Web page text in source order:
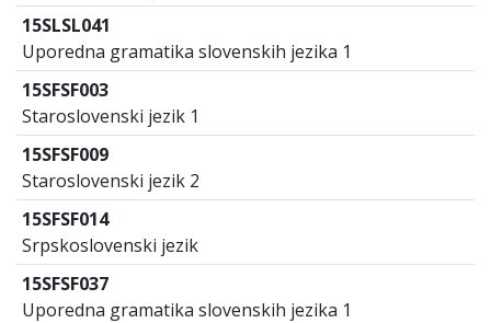
15SLSL041
Uporedna gramatika slovenskih jezika 1
15SFSF003
Staroslovenski jezik 1
15SFSF009
Staroslovenski jezik 2
15SFSF014
Srpskoslovenski jezik
15SFSF037
Uporedna gramatika slovenskih jezika 1